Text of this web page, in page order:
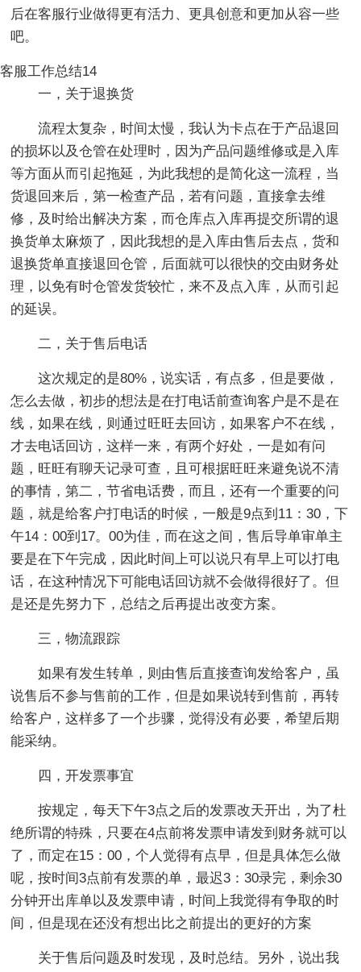
后在客服行业做得更有活力、更具创意和更加从容一些
吧。
客服工作总结14
一，关于退换货
流程太复杂，时间太慢，我认为卡点在于产品退回
的损坏以及仓管在处理时，因为产品问题维修或是入库
等方面从而引起拖延，为此我想的是简化这一流程，当
货退回来后，第一检查产品，若有问题，直接拿去维
修，及时给出解决方案，而仓库点入库再提交所谓的退
换货单太麻烦了，因此我想的是入库由售后去点，货和
退换货单直接退回仓管，后面就可以很快的交由财务处
理，以免有时仓管发货较忙，来不及点入库，从而引起
的延误。
二，关于售后电话
这次规定的是80%，说实话，有点多，但是要做，
怎么去做，初步的想法是在打电话前查询客户是不是在
线，如果在线，则通过旺旺去回访，如果客户不在线，
才去电话回访，这样一来，有两个好处，一是如有问
题，旺旺有聊天记录可查，且可根据旺旺来避免说不清
的事情，第二，节省电话费，而且，还有一个重要的问
题，就是给客户打电话的时候，一般是9点到11：30，下
午14：00到17。00为佳，而在这之间，售后导单审单主
要是在下午完成，因此时间上可以说只有早上可以打电
话，在这种情况下可能电话回访就不会做得很好了。但
是还是先努力下，总结之后再提出改变方案。
三，物流跟踪
如果有发生转单，则由售后直接查询发给客户，虽
说售后不参与售前的工作，但是如果说转到售前，再转
给客户，这样多了一个步骤，觉得没有必要，希望后期
能采纳。
四，开发票事宜
按规定，每天下午3点之后的发票改天开出，为了杜
绝所谓的特殊，只要在4点前将发票申请发到财务就可以
了，而定在15：00，个人觉得有点早，但是具体怎么做
呢，按时间3点前有发票的单，最迟3：30录完，剩余30
分钟开出库单以及发票申请，时间上我觉得有争取的时
间，但是现在还没有想出比之前提出的更好的方案
关于售后问题及时发现，及时总结。另外，说出我